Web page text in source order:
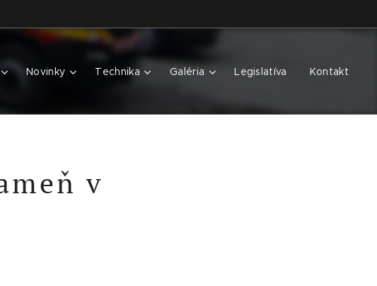
Novinky Technika Galéria Legislatíva Kontakt
v